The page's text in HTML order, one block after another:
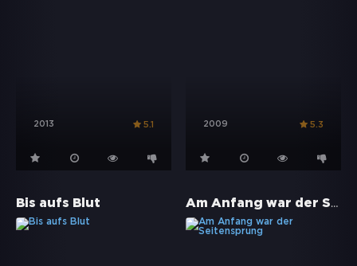
2013 5.1 2009 5.3
Bis aufs Blut Am Anfang war der Seitensprung